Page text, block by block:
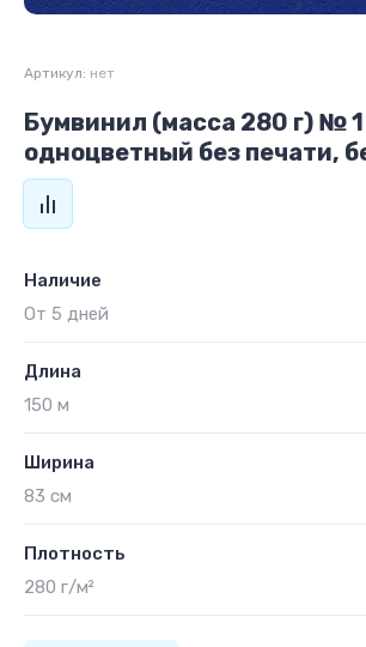
Артикул: нет
Бумвинил (масса 280 г) № 1
одноцветный без печати,
Наличие
От 5 дней
Длина
150 м
Ширина
83 см
Плотность
280 г/м²